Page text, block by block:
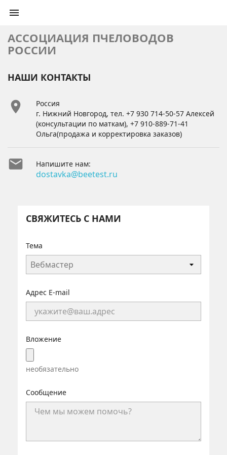

АССОЦИАЦИЯ ПЧЕЛОВОДОВ
РОССИИ
НАШИ КОНТАКТЫ

Россия
г. Нижний Новгород, тел. +7 930 714-50-57 Алексей
(консультации по маткам), +7 910-889-71-41
Ольга(продажа и корректировка заказов)
 Напишите нам:
dostavka@beetest.ru
СВЯЖИТЕСЬ С НАМИ
Тема
Адрес E-mail
Вложение
необязательно
Сообщение